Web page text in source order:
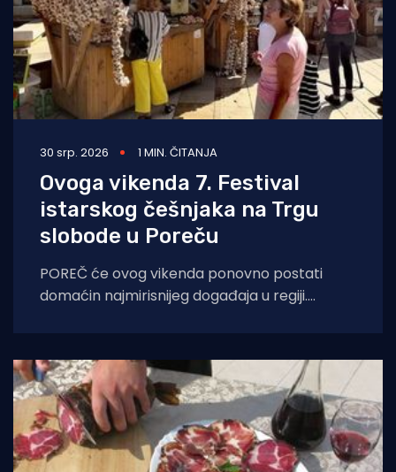
30 srp. 2026 1 MIN. ČITANJA
Ovoga vikenda 7. Festival
istarskog češnjaka na Trgu
slobode u Poreču
POREČ će ovog vikenda ponovno postati
domaćin najmirisnijeg događaja u regiji.